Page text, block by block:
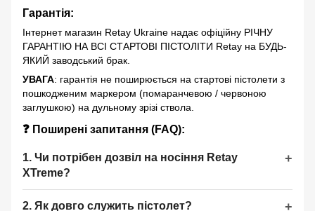
Гарантія:
Інтернет магазин Retay Ukraine надає офіційну РІЧНУ
ГАРАНТІЮ НА ВСІ СТАРТОВІ ПІСТОЛІТИ Retay на БУДЬ-
ЯКИЙ заводський брак.
УВАГА: гарантія не поширюється на стартові пістолети з
пошкодженим маркером (помаранчевою / червоною
заглушкою) на дульному зрізі ствола.
❓ Поширені запитання (FAQ):
1. Чи потрібен дозвіл на носіння Retay
XTreme?
2. Як довго служить пістолет?